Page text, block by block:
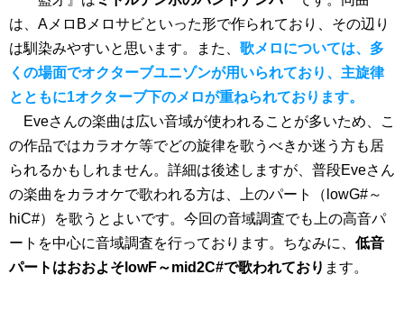
は、AメロBメロサビといった形で作られており、その辺り
は馴染みやすいと思います。また、 歌メロについては、多
くの場面でオクターブユニゾンが用いられており、主旋律
とともに1オクターブ下のメロが重ねられております。
Eveさんの楽曲は広い音域が使われることが多いため、こ
の作品ではカラオケ等でどの旋律を歌うべきか迷う方も居
られるかもしれません。詳細は後述しますが、普段Eveさん
の楽曲をカラオケで歌われる方は、上のパート（lowG#～
hiC#）を歌うとよいです。今回の音域調査でも上の高音パ
ートを中心に音域調査を行っております。ちなみに、 低音
パートはおおよそlowF～mid2C#で歌われており ます。